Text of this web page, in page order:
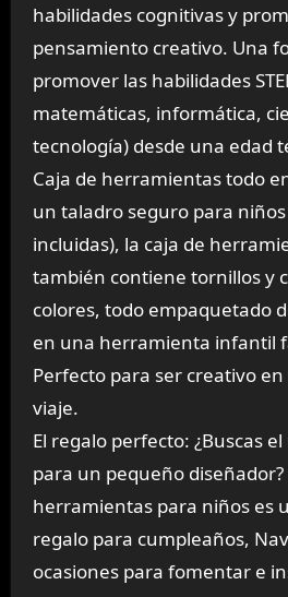
habilidades cognitivas y
pensamiento creativo. Una
promover las habilidades
matemáticas, informática,
tecnología) desde una edad
Caja de herramientas todo
un taladro seguro para niños
incluidas), la caja de
también contiene tornillos y
colores, todo empaquetado
en una herramienta infantil
Perfecto para ser creativo en
viaje.
El regalo perfecto: ¿Buscas
para un pequeño diseñador?
herramientas para niños es
regalo para cumpleaños,
ocasiones para fomentar e